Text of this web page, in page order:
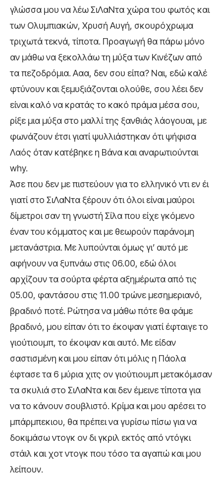
γλώσσα μου να λέω ΣιΛαΝτα χώρα του φωτός και
των Ολυμπιακών, Χρυσή Αυγή, σκουρόχρωμα
τριχωτά τεκνά, τίποτα. Προαγωγή θα πάρω μόνο
αν μάθω να ξεκολλάω τη μύξα των Κινέζων από
τα πεζοδρόμια. Ααα, δεν σου είπα? Ναι, εδώ καλέ
φτύνουν και ξεμυξιάζονται ολούθε, σου λέει δεν
είναι καλό να κρατάς το κακό πράμα μέσα σου,
ρίξε μια μύξα στο μαλλί της ξανθιάς λάογουαι, με
φωνάζουν έτσι γιατί ψυλλιάστηκαν ότι ψήφισα
Λαός όταν κατέβηκε η Βάνα και αναρωτιούνται
why.
Άσε που δεν με πιστεύουν για το ελληνικό ντι εν έι
γιατί στο ΣιΛαΝτα ξέρουν ότι όλοι είναι μαύροι
δίμετροι σαν τη γνωστή Σίλα που είχε γκόμενο
έναν του κόμματος και με θεωρούν παράνομη
μετανάστρια. Με λυπούνται όμως γι’ αυτό με
αφήνουν να ξυπνάω στις 06.00, εδώ όλοι
αρχίζουν τα σούρτα φέρτα αξημέρωτα από τις
05.00, φαντάσου στις 11.00 τρώνε μεσημεριανό,
βραδινό ποτέ. Ρώτησα να μάθω πότε θα φάμε
βραδινό, μου είπαν ότι το έκοψαν γιατί έφταιγε το
γιούτιουμπ, το έκοψαν και αυτό. Με είδαν
σαστισμένη και μου είπαν ότι μόλις η Πάολα
έφτασε τα 6 μύρια χιτς ον γιούτιουμπ μετακόμισαν
τα σκυλιά στο ΣιΛαΝτα και δεν έμεινε τίποτα για
να το κάνουν σουβλιστό. Κρίμα και μου αρέσει το
μπάρμπεκιου, θα πρέπει να γυρίσω πίσω για να
δοκιμάσω ντογκ ον δι γκριλ εκτός από ντόγκι
στάιλ και χοτ ντογκ που τόσο τα αγαπώ και μου
λείπουν.